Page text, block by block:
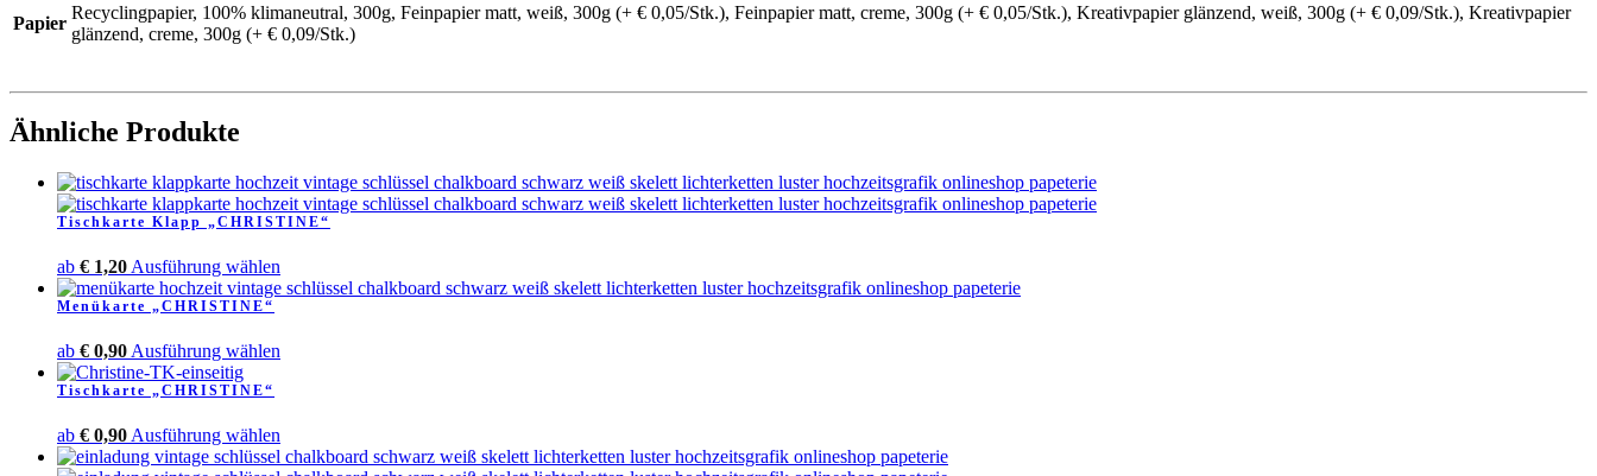
Papier
Recyclingpapier, 100% klimaneutral, 300g, Feinpapier matt, weiß, 300g (+ € 0,05/Stk.), Feinpapier matt, creme, 300g (+ € 0,05/Stk.), Kreativpapier glänzend, weiß, 300g (+ € 0,09/Stk.), Kreativpapier
glänzend, creme, 300g (+ € 0,09/Stk.)
Ähnliche Produkte
Tischkarte Klapp „CHRISTINE“
ab € 1,20 Ausführung wählen
Produkt
können
auf
Menükarte „CHRISTINE“
ab € 0,90 Ausführung wählen
auf.
Tischkarte „CHRISTINE“
ab € 0,90 Ausführung wählen
Produkt